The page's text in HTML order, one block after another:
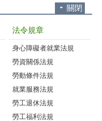
關閉
法令規章
身心障礙者就業法規
勞資關係法規
勞動條件法規
就業服務法規
勞工退休法規
勞工福利法規